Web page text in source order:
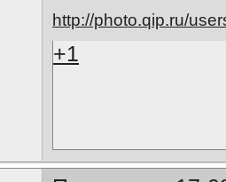
http://photo.qip.ru/
+1